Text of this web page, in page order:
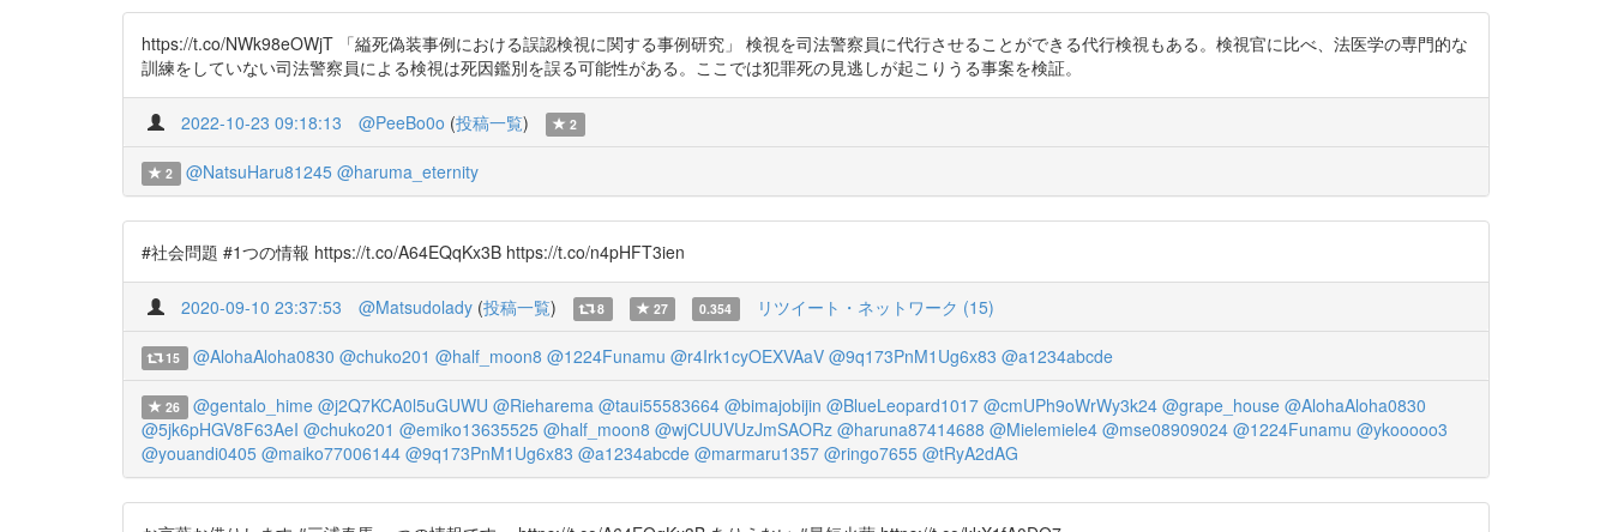
https://t.co/NWk98eOWjT 「縊死偽装事例における誤認検視に関する事例研究」 検視を司法警察員に代行させることができる代行検視もある。検視官に比べ、法医学の専門的な
訓練をしていない司法警察員による検視は死因鑑別を誤る可能性がある。ここでは犯罪死の見逃しが起こりうる事案を検証。
2022-10-23 09:18:13 @PeeBo0o (投稿一覧) 2
2 @NatsuHaru81245 @haruma_eternity
#社会問題 #1つの情報 https://t.co/A64EQqKx3B https://t.co/n4pHFT3ien
2020-09-10 23:37:53 @Matsudolady (投稿一覧) 8 27 0.354 リツイート・ネットワーク (15)
15 @AlohaAloha0830 @chuko201 @half_moon8 @1224Funamu @r4Irk1cyOEXVAaV @9q173PnM1Ug6x83 @a1234abcde
26 @gentalo_hime @j2Q7KCA0l5uGUWU @Rieharema @taui55583664 @bimajobijin @BlueLeopard1017 @cmUPh9oWrWy3k24 @grape_house @AlohaAloha0830
@5jk6pHGV8F63AeI @chuko201 @emiko13635525 @half_moon8 @wjCUUVUzJmSAORz @haruna87414688 @Mielemiele4 @mse08909024 @1224Funamu @ykooooo3
@youandi0405 @maiko77006144 @9q173PnM1Ug6x83 @a1234abcde @marmaru1357 @ringo7655 @tRyA2dAG